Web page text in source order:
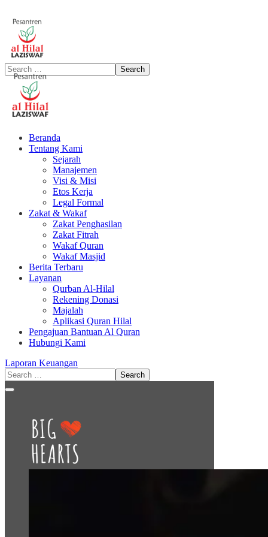
Beranda
Tentang Kami
Sejarah
Manajemen
Visi & Misi
Etos Kerja
Legal Formal
Zakat & Wakaf
Zakat Penghasilan
Zakat Fitrah
Wakaf Quran
Wakaf Masjid
Berita Terbaru
Layanan
Qurban Al-Hilal
Rekening Donasi
Majalah
Aplikasi Quran Hilal
Pengajuan Bantuan Al Quran
Hubungi Kami
Laporan Keuangan